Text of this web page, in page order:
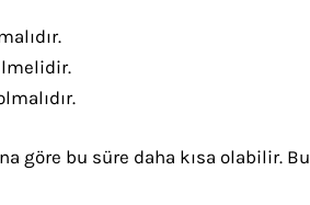
göre bu süre daha kısa olabilir. Bu